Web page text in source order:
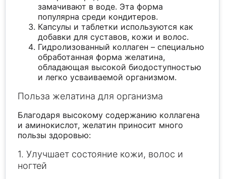
замачивают в воде. Эта форма
популярна среди кондитеров.
Капсулы и таблетки используются как
добавки для суставов, кожи и волос.
Гидролизованный коллаген – специально
обработанная форма желатина,
обладающая высокой биодоступностью
и легко усваиваемой организмом.
Польза желатина для организма
Благодаря высокому содержанию коллагена
и аминокислот, желатин приносит много
пользы здоровью:
1. Улучшает состояние кожи, волос и
ногтей